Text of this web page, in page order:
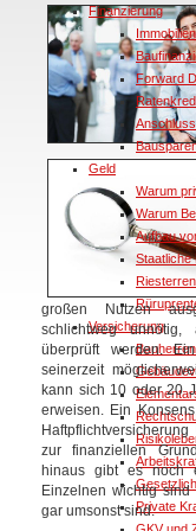
Finanzierung
Forward
Geld
Warum
Warum
Aufbau
Staatliche
Versicherung
Private
großen Nutzen
schlichtweg
überprüft werden.
seinerzeit
kann sich 10 oder 20
erweisen. Ein
zur finanziellen
hinaus gibt es noch
Einzelnen wichtig
gar umsonst sind.